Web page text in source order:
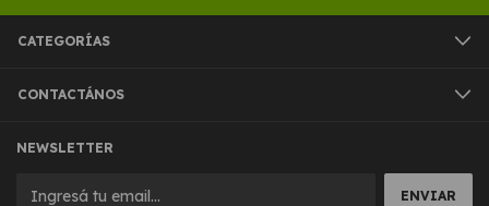
CATEGORÍAS
CONTACTÁNOS
NEWSLETTER